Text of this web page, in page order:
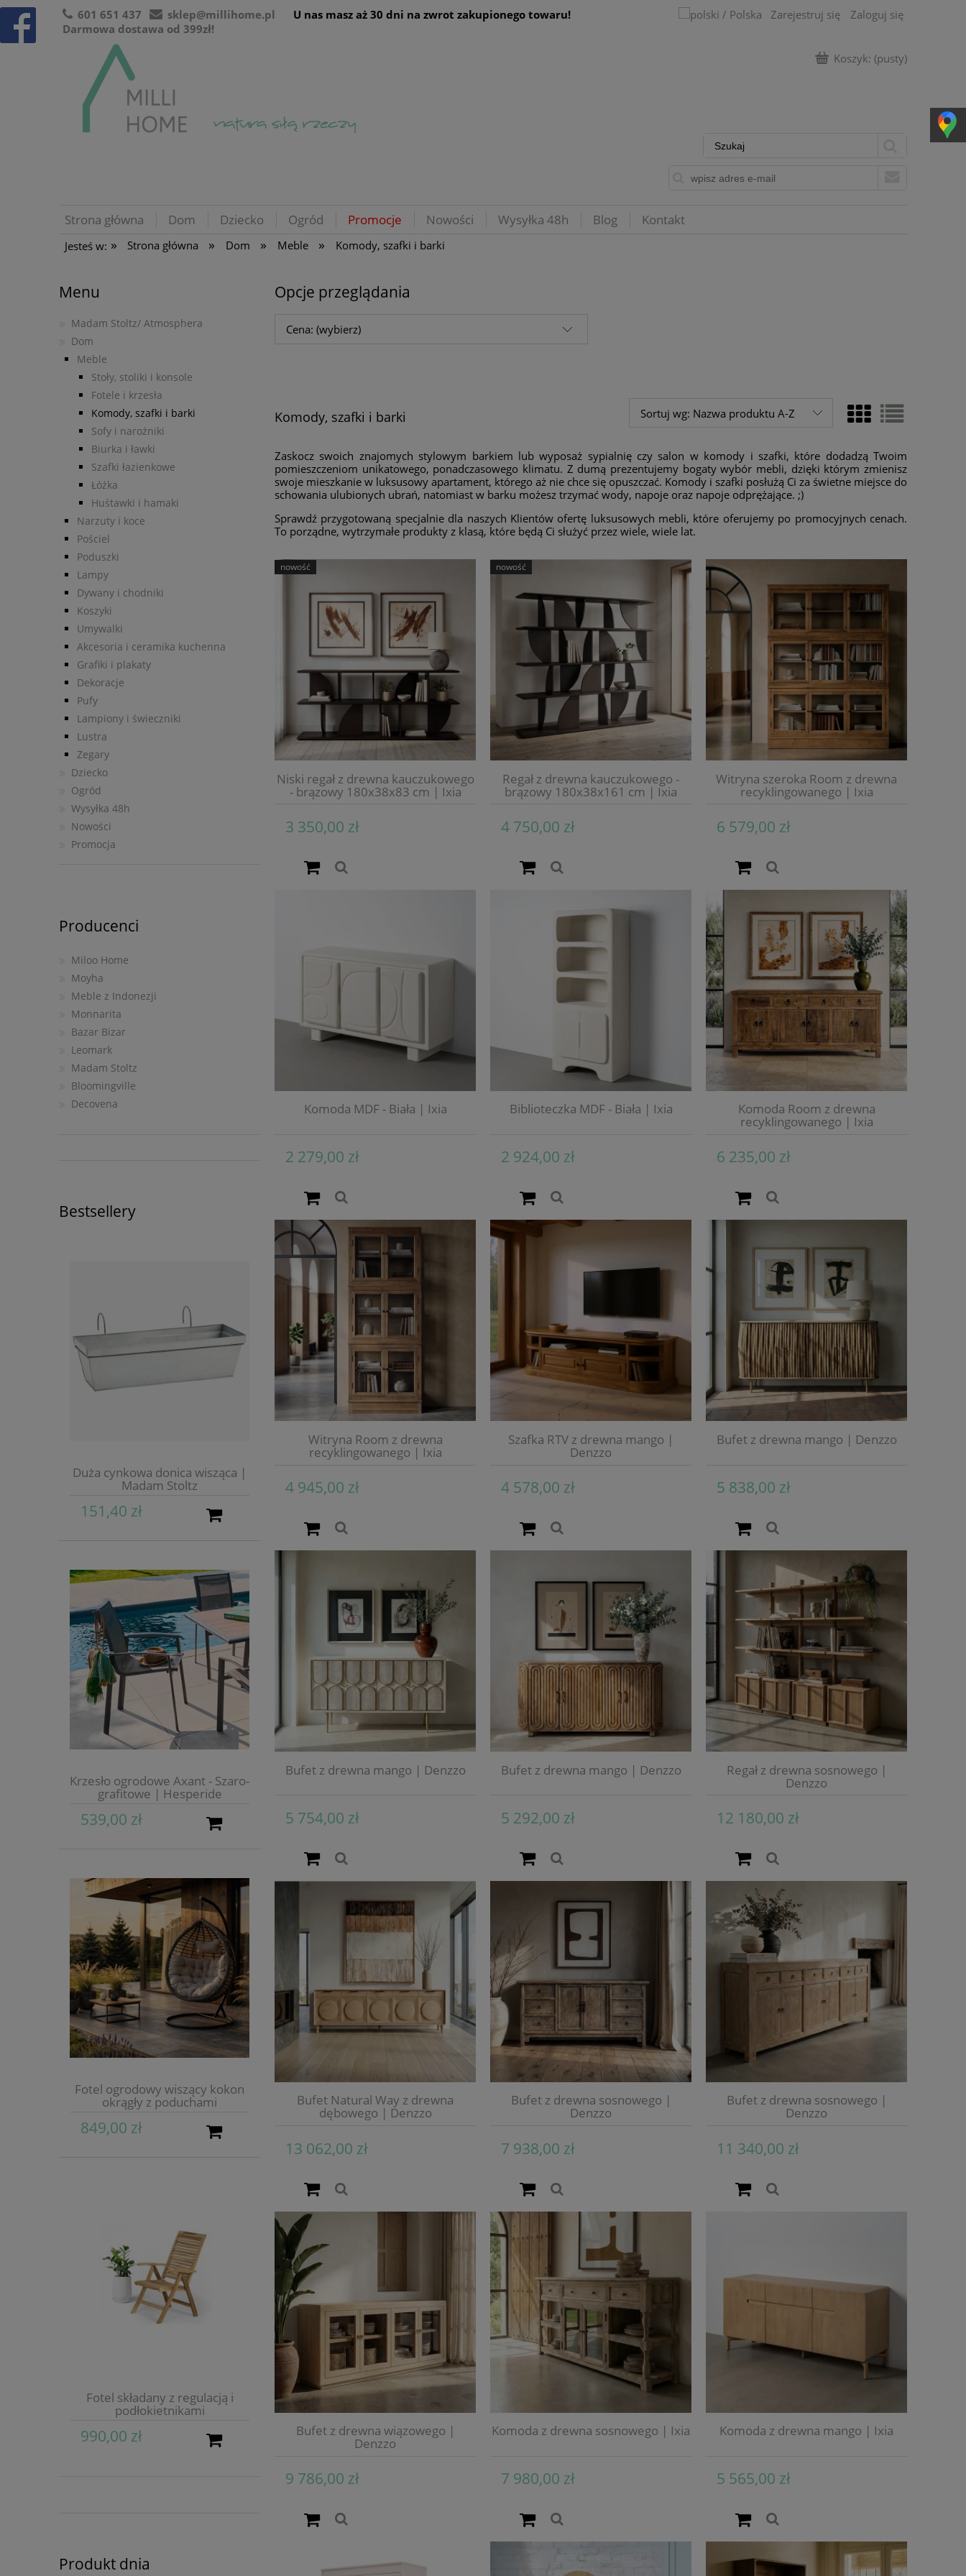
601 651 437
sklep@millihome.pl
Darmowa dostawa od 399zł!
U nas masz aż 30 dni na zwrot zakupionego towaru! Zarejestruj się Zaloguj się
Koszyk: (pusty)
Strona główna Dom Dziecko Ogród Promocje Nowości Wysyłka 48h Blog Kontakt
Jesteś w: » Strona główna » Dom » Meble » Komody, szafki i barki
Menu
Madam Stoltz/ Atmosphera
Dom
Meble
Stoły, stoliki i konsole
Fotele i krzesła
Komody, szafki i barki
Sofy i narożniki
Biurka i ławki
Szafki łazienkowe
Łóżka
Huśtawki i hamaki
Narzuty i koce
Pościel
Poduszki
Lampy
Dywany i chodniki
Koszyki
Umywalki
Akcesoria i ceramika kuchenna
Grafiki i plakaty
Dekoracje
Pufy
Lampiony i świeczniki
Lustra
Zegary
Dziecko
Ogród
Wysyłka 48h
Nowości
Promocja
Producenci
Miloo Home
Moyha
Meble z Indonezji
Monnarita
Bazar Bizar
Leomark
Madam Stoltz
Bloomingville
Decovena
Bestsellery
Duża cynkowa donica wisząca |
Madam Stoltz
151,40 zł
Krzesło ogrodowe Axant - Szaro-
grafitowe | Hesperide
539,00 zł
Fotel ogrodowy wiszący kokon
okrągły z poduchami
849,00 zł
Fotel składany z regulacją i
podłokietnikami
990,00 zł
Produkt dnia
Opcje przeglądania
Cena: (wybierz)
Komody, szafki i barki Sortuj wg: Nazwa produktu A-Z
Zaskocz swoich znajomych stylowym barkiem lub wyposaż sypialnię czy salon w komody i szafki, które dodadzą Twoim
pomieszczeniom unikatowego, ponadczasowego klimatu. Z dumą prezentujemy bogaty wybór mebli, dzięki którym zmienisz
swoje mieszkanie w luksusowy apartament, którego aż nie chce się opuszczać. Komody i szafki posłużą Ci za świetne miejsce do
schowania ulubionych ubrań, natomiast w barku możesz trzymać wody, napoje oraz napoje odprężające. ;)
Sprawdź przygotowaną specjalnie dla naszych Klientów ofertę luksusowych mebli, które oferujemy po promocyjnych cenach.
To porządne, wytrzymałe produkty z klasą, które będą Ci służyć przez wiele, wiele lat.
Niski regał z drewna kauczukowego
- brązowy 180x38x83 cm | Ixia
3 350,00 zł
nowość
Regał z drewna kauczukowego -
brązowy 180x38x161 cm | Ixia
4 750,00 zł
nowość
Witryna szeroka Room z drewna
recyklingowanego | Ixia
6 579,00 zł
Komoda MDF - Biała | Ixia
2 279,00 zł
Biblioteczka MDF - Biała | Ixia
2 924,00 zł
Komoda Room z drewna
recyklingowanego | Ixia
6 235,00 zł
Witryna Room z drewna
recyklingowanego | Ixia
4 945,00 zł
Szafka RTV z drewna mango |
Denzzo
4 578,00 zł
Bufet z drewna mango | Denzzo
5 838,00 zł
Bufet z drewna mango | Denzzo
5 754,00 zł
Bufet z drewna mango | Denzzo
5 292,00 zł
Regał z drewna sosnowego |
Denzzo
12 180,00 zł
Bufet Natural Way z drewna
dębowego | Denzzo
13 062,00 zł
Bufet z drewna sosnowego |
Denzzo
7 938,00 zł
Bufet z drewna sosnowego |
Denzzo
11 340,00 zł
Bufet z drewna wiązowego |
Denzzo
9 786,00 zł
Komoda z drewna sosnowego | Ixia
7 980,00 zł
Komoda z drewna mango | Ixia
5 565,00 zł